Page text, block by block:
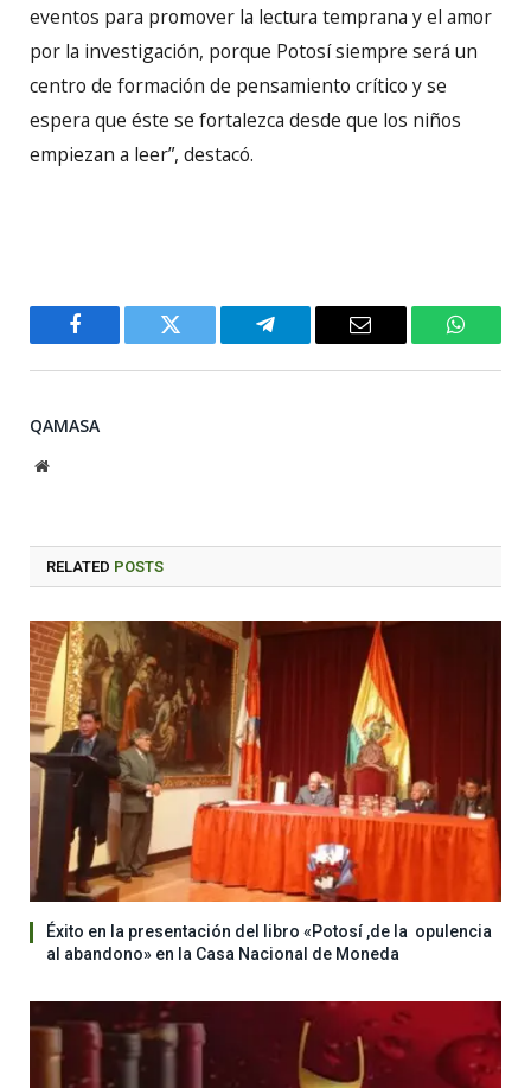
eventos para promover la lectura temprana y el amor
por la investigación, porque Potosí siempre será un
centro de formación de pensamiento crítico y se
espera que éste se fortalezca desde que los niños
empiezan a leer”, destacó.
Facebook Twitter Telegram Email
QAMASA
Website
RELATED POSTS
Éxito en la presentación del libro «Potosí ,de la opulencia
al abandono» en la Casa Nacional de Moneda